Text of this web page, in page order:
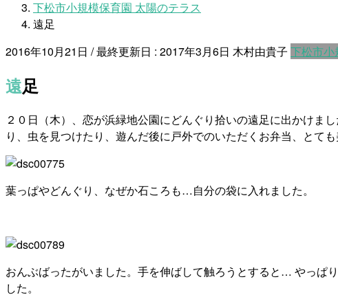
下松市小規模保育園 太陽のテラス
遠足
2016年10月21日 / 最終更新日 : 2017年3月6日 木村由貴子 下松市小
遠足
２０日（木）、恋が浜緑地公園にどんぐり拾いの遠足に出かけま
り、虫を見つけたり、遊んだ後に戸外でのいただくお弁当、とても
葉っぱやどんぐり、なぜか石ころも…自分の袋に入れました。
おんぶばったがいました。手を伸ばして触ろうとすると… やっぱ
した。